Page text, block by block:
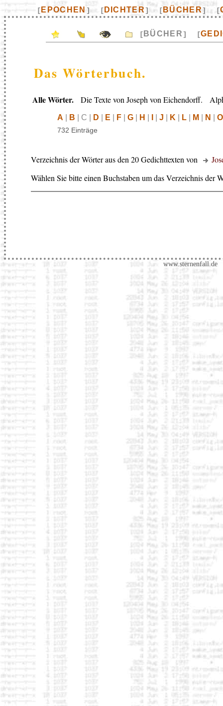
[ EPOCHEN ] [ DICHTER] [ BÜCHER] [
[ BÜCHER] [
Das Wörterbuch.
Alle Wörter. Die Texte von Joseph von Eichendorff.
A B | C | D E F G H J K L M N O
732 Einträge
Verzeichnis der Wörter aus den 20 Gedichttexten von
Wählen Sie bitte einen Buchstaben um das Verzeichnis der
www.sternenfall.de